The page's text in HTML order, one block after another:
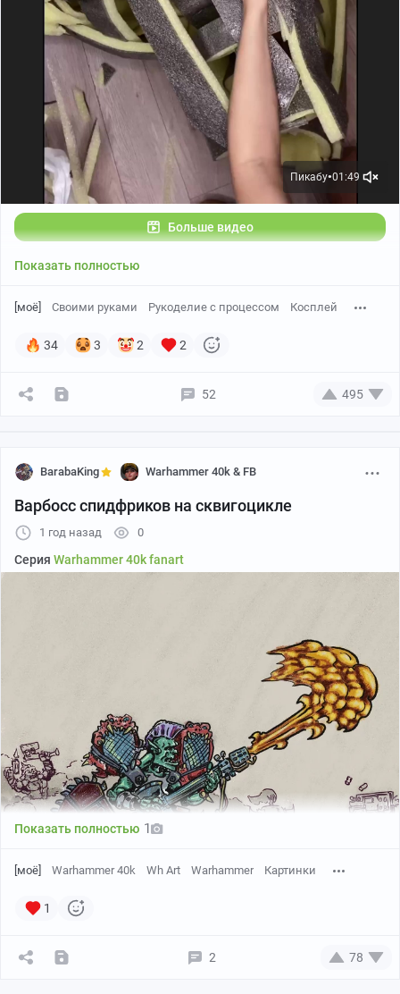
За фото спасибо ребятам из
Пикабу●01:49
Больше видео
Показать полностью
[моё] Своими руками Рукоделие с процессом Косплей
34 3 2 2
52 495
BarabaKing Warhammer 40k & FB
Варбосс спидфриков на сквигоцикле
1 год назад 0
Серия Warhammer 40k fanart
Показать полностью 1
[моё] Warhammer 40k Wh Art Warhammer Картинки
1
2 78